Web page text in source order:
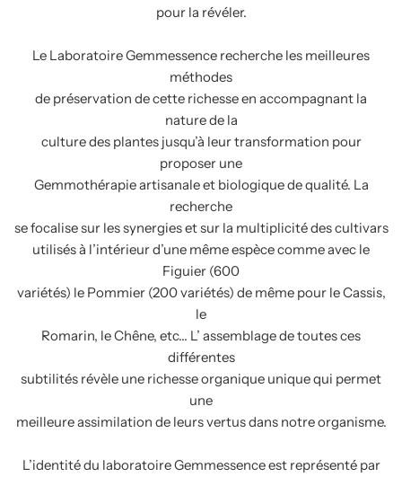
pour la révéler.
Le Laboratoire Gemmessence recherche les meilleures
méthodes
de préservation de cette richesse en accompagnant la
nature de la
culture des plantes jusqu’à leur transformation pour
proposer une
Gemmothérapie artisanale et biologique de qualité. La
recherche
se focalise sur les synergies et sur la multiplicité des cultivars
utilisés à l’intérieur d’une même espèce comme avec le
Figuier (600
variétés) le Pommier (200 variétés) de même pour le Cassis,
le
Romarin, le Chêne, etc... L’ assemblage de toutes ces
différentes
subtilités révèle une richesse organique unique qui permet
une
meilleure assimilation de leurs vertus dans notre organisme.
L’identité du laboratoire Gemmessence est représenté par